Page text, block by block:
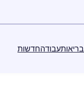
בריאותעבודהחדשות